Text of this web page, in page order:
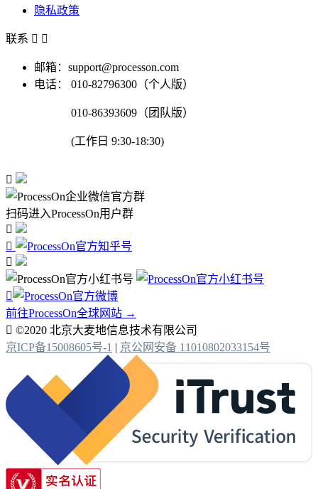
隐私政策
联系  
邮箱：support@processon.com
电话：
010-82796300（个人版）
010-86393609（团队版）
(工作日 9:30-18:30)

扫码进入ProcessOn用户群




前往ProcessOn全球网站 →
 ©2020 北京大麦地信息技术有限公司
京ICP备15008605号-1 | 京公网安备 11010802033154号